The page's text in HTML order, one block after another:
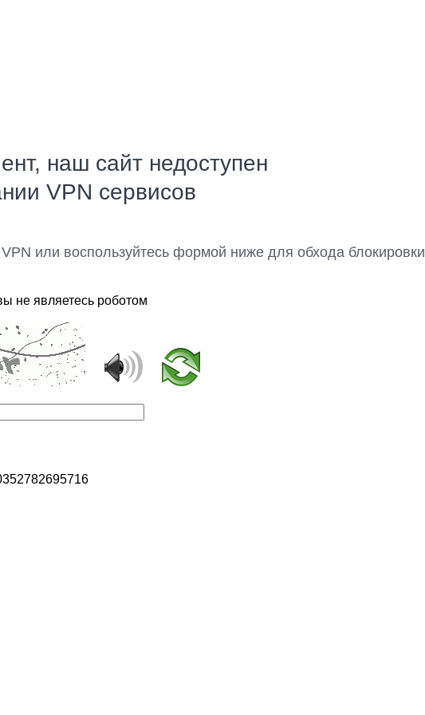
наш сайт недоступен
VPN сервисов
или воспользуйтесь формой ниже для обхода блокировки
не являетесь роботом